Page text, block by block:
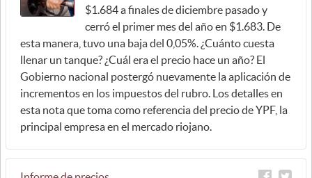
$1.684 a finales de diciembre pasado y
cerró el primer mes del año en $1.683. De
esta manera, tuvo una baja del 0,05%. ¿Cuánto cuesta
llenar un tanque? ¿Cuál era el precio hace un año? El
Gobierno nacional postergó nuevamente la aplicación de
incrementos en los impuestos del rubro. Los detalles en
esta nota que toma como referencia del precio de YPF, la
principal empresa en el mercado riojano.